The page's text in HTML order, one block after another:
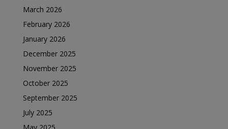
March 2026
February 2026
January 2026
December 2025
November 2025
October 2025
September 2025
July 2025